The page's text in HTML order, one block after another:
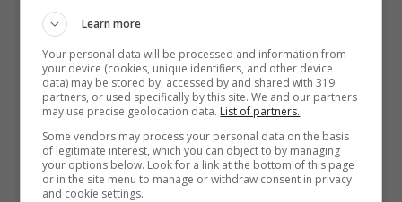
Learn more
Your personal data will be processed and information from
your device (cookies, unique identifiers, and other device
data) may be stored by, accessed by and shared with 319
partners, or used specifically by this site. We and our partners
may use precise geolocation data. List of partners.
Some vendors may process your personal data on the basis
of legitimate interest, which you can object to by managing
your options below. Look for a link at the bottom of this page
or in the site menu to manage or withdraw consent in privacy
and cookie settings.